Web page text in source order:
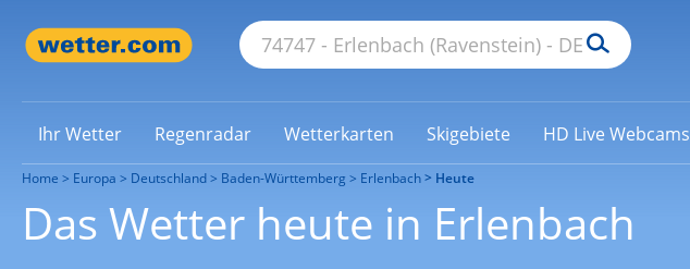
Ihr Wetter Regenradar Wetterkarten Skigebiete HD Live Webcams
Home Europa Deutschland Baden-Württemberg Erlenbach Heute
Das Wetter heute in Erlenbach